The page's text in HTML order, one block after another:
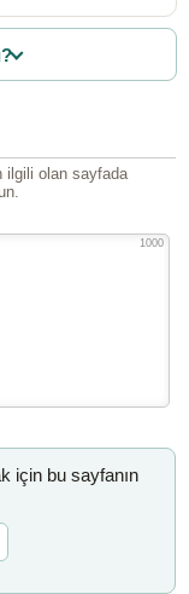
ilgili olan sayfada
1000
için bu sayfanın